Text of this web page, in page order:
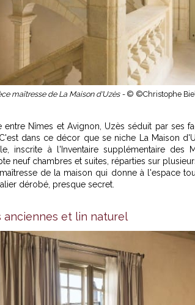
maîtresse de La Maison d'Uzès - © ©Christophe
entre Nîmes et Avignon, Uzès séduit par ses
dans ce décor que se niche La Maison
inscrite à l'Inventaire supplémentaire des
neuf chambres et suites, réparties sur
de la maison qui donne à l'espace
dérobé, presque secret.
et lin naturel